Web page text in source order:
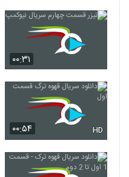
۰۰:۳۱
۰۰:۵۴ HD